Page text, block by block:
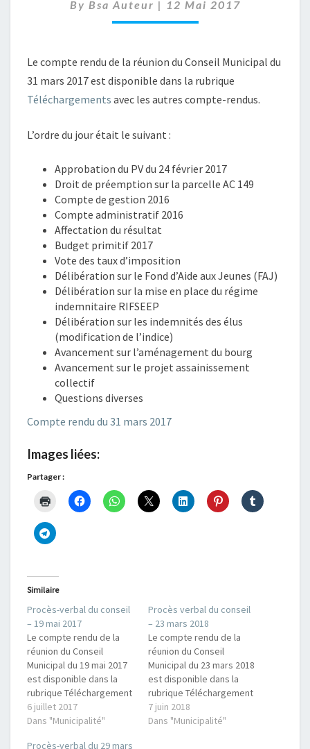
By Bsa Auteur | 12 Mai 2017
Le compte rendu de la réunion du Conseil Municipal du
31 mars 2017 est disponible dans la rubrique
Téléchargements avec les autres compte-rendus.
L’ordre du jour était le suivant :
Approbation du PV du 24 février 2017
Droit de préemption sur la parcelle AC 149
Compte de gestion 2016
Compte administratif 2016
Affectation du résultat
Budget primitif 2017
Vote des taux d’imposition
Délibération sur le Fond d’Aide aux Jeunes (FAJ)
Délibération sur la mise en place du régime
indemnitaire RIFSEEP
Délibération sur les indemnités des élus
(modification de l’indice)
Avancement sur l’aménagement du bourg
Avancement sur le projet assainissement
collectif
Questions diverses
Compte rendu du 31 mars 2017
Images liées:
Partager :
Similaire
Procès-verbal du conseil
– 19 mai 2017
Le compte rendu de la
réunion du Conseil
Municipal du 19 mai 2017
est disponible dans la
rubrique Téléchargement
s avec les autres
compte-rendus. L'ordre
6 juillet 2017
Dans "Municipalité"
Procès verbal du conseil
– 23 mars 2018
Le compte rendu de la
réunion du Conseil
Municipal du 23 mars 2018
est disponible dans la
rubrique Téléchargement
s avec les autres
compte-rendus. L'ordre
7 juin 2018
Dans "Municipalité"
Procès-verbal du 29 mars